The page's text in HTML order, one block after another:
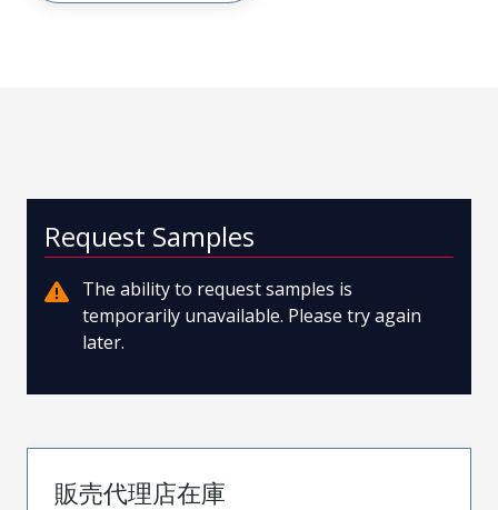
Request Samples
The ability to request samples is
temporarily unavailable. Please try again
later.
販売代理店在庫